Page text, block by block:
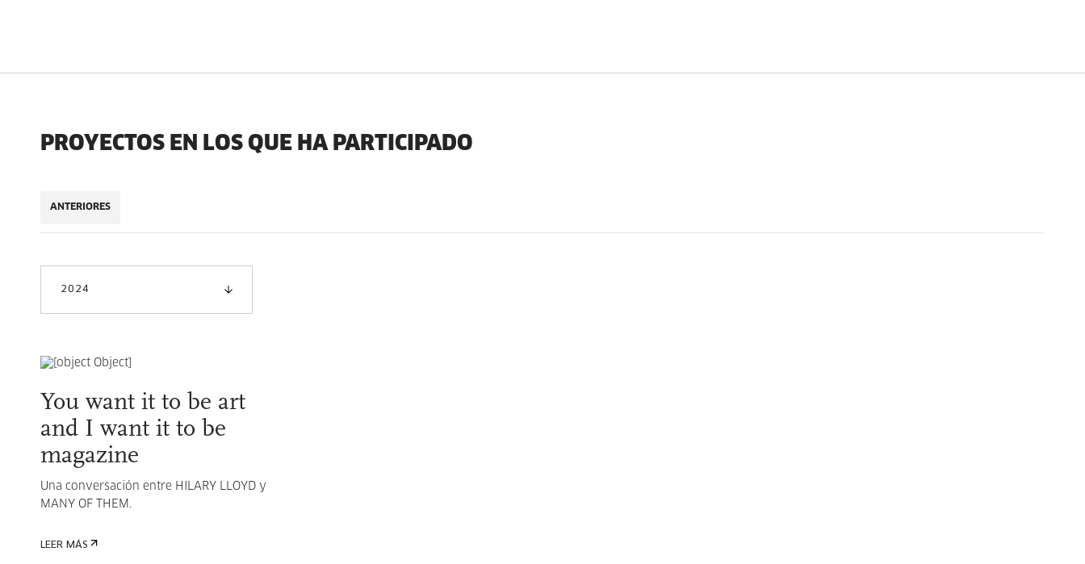
PROYECTOS EN LOS QUE HA PARTICIPADO
ANTERIORES
2024
You want it to be art
and I want it to be
magazine
Una conversación entre HILARY LLOYD y
MANY OF THEM.
LEER MÁS